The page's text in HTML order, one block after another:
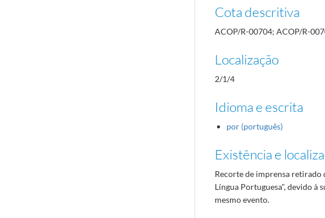
Cota descritiva
ACOP/R-00704; ACOP/R-
Localização
2/1/4
Idioma e escrita
por (português)
Existência e
Recorte de imprensa retirado
Língua Portuguesa", devido à
mesmo evento.